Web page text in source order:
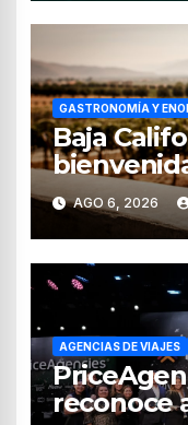
GASTRONOMÍA Y
Baja
vendimia
AGO 6, 2026
AGENCIAS DE VIAJES
reconoce